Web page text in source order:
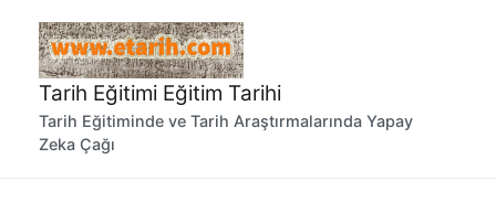
Tarih Eğitimi Eğitim Tarihi
Tarih Eğitiminde ve Tarih Araştırmalarında Yapay
Zeka Çağı